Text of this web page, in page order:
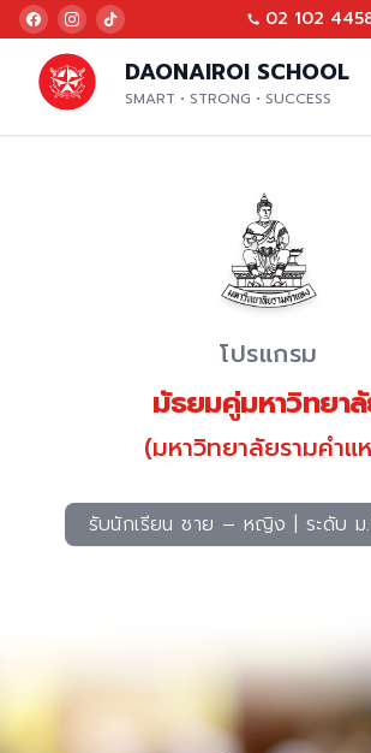
02 102
DAONAIROI SCHOOL
SMART • STRONG • SUCCESS
โปรแกรม
มัธยมคู่มหาวิทยา
(มหาวิทยาลัยรามคำแ
รับนักเรียน ชาย – หญิง | ระดับ ม